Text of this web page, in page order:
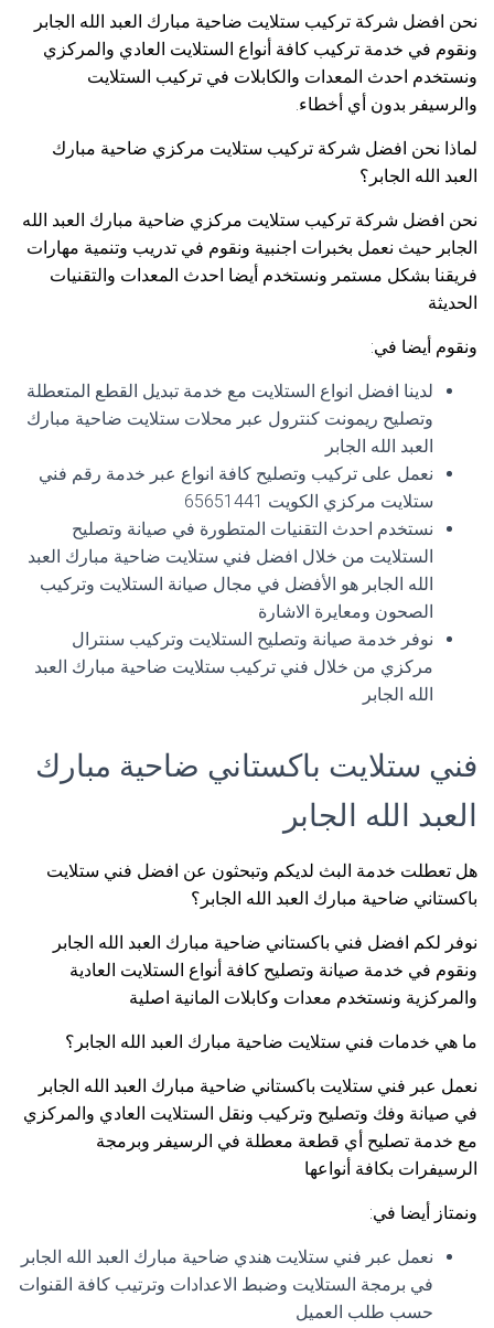
نحن افضل شركة تركيب ستلايت ضاحية مبارك العبد الله الجابر
ونقوم في خدمة تركيب كافة أنواع الستلايت العادي والمركزي
ونستخدم احدث المعدات والكابلات في تركيب الستلايت
والرسيفر بدون أي أخطاء.
لماذا نحن افضل شركة تركيب ستلايت مركزي ضاحية مبارك
العبد الله الجابر؟
نحن افضل شركة تركيب ستلايت مركزي ضاحية مبارك العبد الله
الجابر حيث نعمل بخبرات اجنبية ونقوم في تدريب وتنمية مهارات
فريقنا بشكل مستمر ونستخدم أيضا احدث المعدات والتقنيات
الحديثة
ونقوم أيضا في:
لدينا افضل انواع الستلايت مع خدمة تبديل القطع المتعطلة
وتصليح ريمونت كنترول عبر محلات ستلايت ضاحية مبارك
العبد الله الجابر
نعمل على تركيب وتصليح كافة انواع عبر خدمة رقم فني
ستلايت مركزي الكويت 65651441
نستخدم احدث التقنيات المتطورة في صيانة وتصليح
الستلايت من خلال افضل فني ستلايت ضاحية مبارك العبد
الله الجابر هو الأفضل في مجال صيانة الستلايت وتركيب
الصحون ومعايرة الاشارة
نوفر خدمة صيانة وتصليح الستلايت وتركيب سنترال
مركزي من خلال فني تركيب ستلايت ضاحية مبارك العبد
الله الجابر
فني ستلايت باكستاني ضاحية مبارك
العبد الله الجابر
هل تعطلت خدمة البث لديكم وتبحثون عن افضل فني ستلايت
باكستاني ضاحية مبارك العبد الله الجابر؟
نوفر لكم افضل فني باكستاني ضاحية مبارك العبد الله الجابر
ونقوم في خدمة صيانة وتصليح كافة أنواع الستلايت العادية
والمركزية ونستخدم معدات وكابلات المانية اصلية
ما هي خدمات فني ستلايت ضاحية مبارك العبد الله الجابر؟
نعمل عبر فني ستلايت باكستاني ضاحية مبارك العبد الله الجابر
في صيانة وفك وتصليح وتركيب ونقل الستلايت العادي والمركزي
مع خدمة تصليح أي قطعة معطلة في الرسيفر وبرمجة
الرسيفرات بكافة أنواعها
ونمتاز أيضا في:
نعمل عبر فني ستلايت هندي ضاحية مبارك العبد الله الجابر
في برمجة الستلايت وضبط الاعدادات وترتيب كافة القنوات
حسب طلب العميل